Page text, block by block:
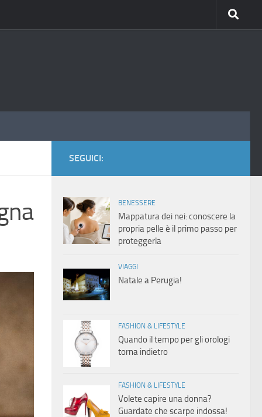
SEGUICI:
BENESSERE
Mappatura dei nei: conoscere la
propria pelle è il primo passo per
proteggerla
VIAGGI
Natale a Perugia!
FASHION & LIFESTYLE
Quando il tempo per gli orologi
torna indietro
FASHION & LIFESTYLE
Volete capire una donna?
Guardate che scarpe indossa!